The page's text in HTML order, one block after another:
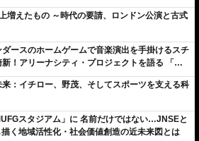
増えたもの ～時代の要請、ロンドン公演と古式
ースのホームゲームで音楽演出を手掛けるスチ
！アリーナシティ・プロジェクトを語る 「楽
ょ。川崎は、ずっと成長曲線だから」
：イチロー、野茂、そしてスポーツを支える科
スタジアム」に 名前だけではない…JNSEと
描く地域活性化・社会価値創造の近未来図とは